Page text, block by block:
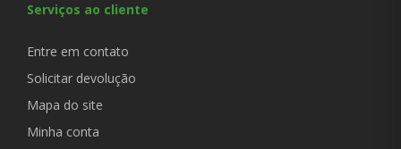
Serviços ao cliente
Entre em contato
Solicitar devolução
Mapa do site
Minha conta